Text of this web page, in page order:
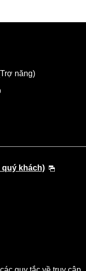
năng)
quý khách)